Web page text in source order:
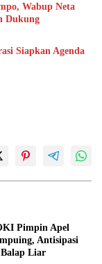
Wabup Neta
Dukung
Siapkan Agenda
Pimpin Apel
Antisipasi
Liar